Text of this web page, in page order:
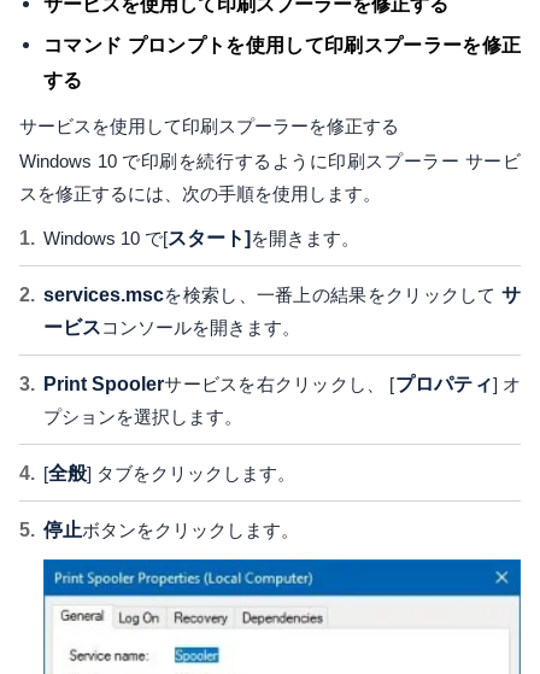
サービスを使用して印刷スプーラーを修正する
コマンド プロンプトを使用して印刷スプーラーを修正
する
サービスを使用して印刷スプーラーを修正する
Windows 10 で印刷を続行するように印刷スプーラー サービ
スを修正するには、次の手順を使用します。
Windows 10 で[スタート] を開きます。
services.mscを検索し、一番上の結果をクリックして サ
ービスコンソールを開きます。
Print Spoolerサービスを右クリックし、 [プロパティ] オ
プションを選択します。
[全般] タブをクリックします。
停止ボタンをクリックします。